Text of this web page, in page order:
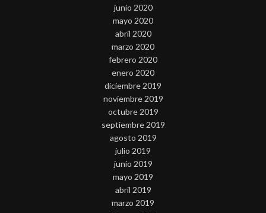
junio 2020
mayo 2020
abril 2020
marzo 2020
febrero 2020
enero 2020
diciembre 2019
noviembre 2019
octubre 2019
septiembre 2019
agosto 2019
julio 2019
junio 2019
mayo 2019
abril 2019
marzo 2019